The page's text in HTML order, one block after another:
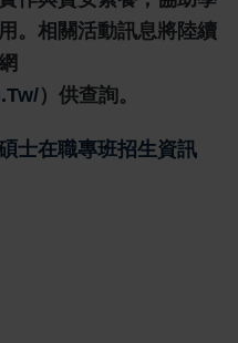
。相關活動訊息將陸續
）供查詢。
士在職專班招生資訊